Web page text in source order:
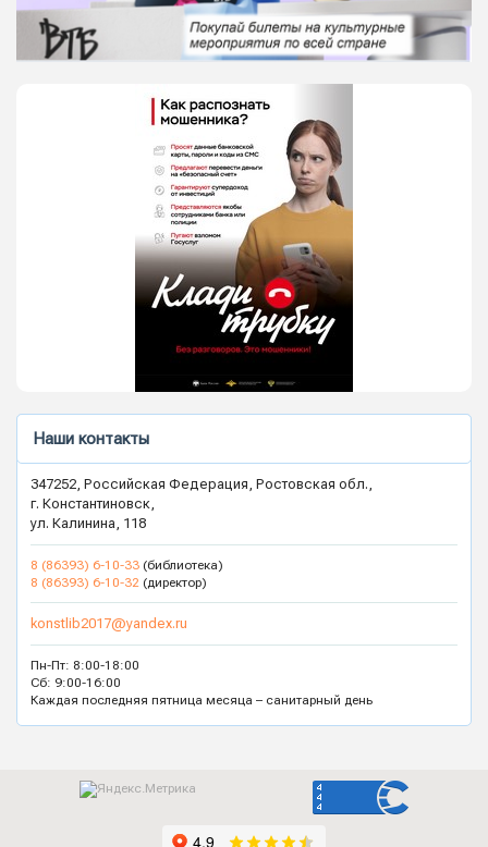
Наши контакты
347252, Российская Федерация, Ростовская обл.,
г. Константиновск,
ул. Калинина, 118
8 (86393) 6-10-33 (библиотека)
8 (86393) 6-10-32 (директор)
konstlib2017@yandex.ru
Пн-Пт: 8:00-18:00
Сб: 9:00-16:00
Каждая последняя пятница месяца – санитарный день